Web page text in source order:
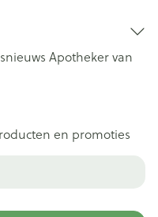
Apotheker van
en promoties